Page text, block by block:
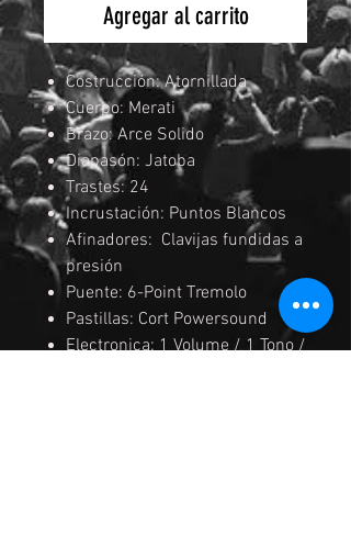
Agregar al carrito
Costrucción: Atornillada
Cuerpo: Merati
Brazo: Arce Solido
Diapasón: Jatoba
Trastes: 24
Incrustación: Puntos Blancos
Afinadores: Clavijas fundidas a
presión
Puente: 6-Point Tremolo
Pastillas: Cort Powersound
Electronica: 1 Volume / 1 Tono /